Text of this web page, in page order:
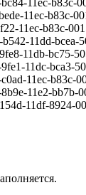
11ec-b83c-
11ec-b83c-
11ec-b83c-
11dd-bcea-
11db-bc75-
11dc-bca3-
11ec-b83c-
11e2-bb7b-
11df-8924-